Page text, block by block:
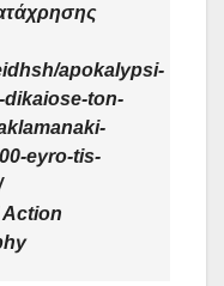
apokalypsi-
ton-
eyro-tis-